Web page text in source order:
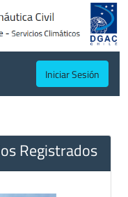
Iniciar Sesión
Registrados